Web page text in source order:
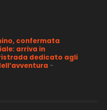
confermata
arriva in
dedicato agli
-